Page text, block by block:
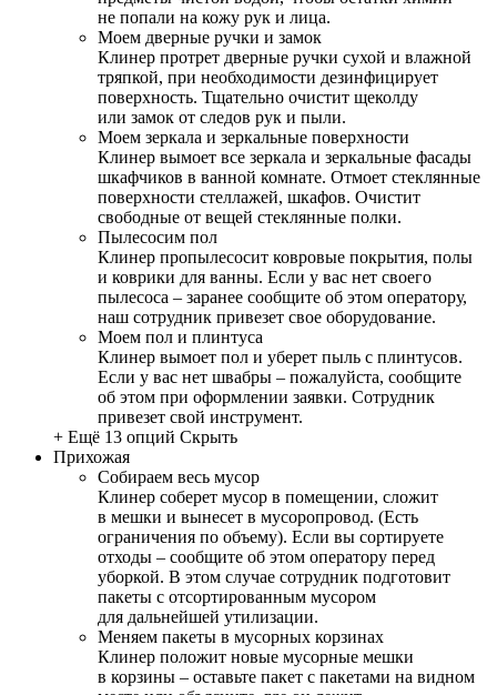
не попали на кожу рук и лица.
Моем дверные ручки и замок
Клинер протрет дверные ручки сухой и влажной
тряпкой, при необходимости дезинфицирует
поверхность. Тщательно очистит щеколду
или замок от следов рук и пыли.
Моем зеркала и зеркальные поверхности
Клинер вымоет все зеркала и зеркальные фасады
шкафчиков в ванной комнате. Отмоет стеклянные
поверхности стеллажей, шкафов. Очистит
свободные от вещей стеклянные полки.
Пылесосим пол
Клинер пропылесосит ковровые покрытия, полы
и коврики для ванны. Если у вас нет своего
пылесоса – заранее сообщите об этом оператору,
наш сотрудник привезет свое оборудование.
Моем пол и плинтуса
Клинер вымоет пол и уберет пыль с плинтусов.
Если у вас нет швабры – пожалуйста, сообщите
об этом при оформлении заявки. Сотрудник
привезет свой инструмент.
+ Ещё 13 опций Скрыть
Прихожая
Собираем весь мусор
Клинер соберет мусор в помещении, сложит
в мешки и вынесет в мусоропровод. (Есть
ограничения по объему). Если вы сортируете
отходы – сообщите об этом оператору перед
уборкой. В этом случае сотрудник подготовит
пакеты с отсортированным мусором
для дальнейшей утилизации.
Меняем пакеты в мусорных корзинах
Клинер положит новые мусорные мешки
в корзины – оставьте пакет с пакетами на видном